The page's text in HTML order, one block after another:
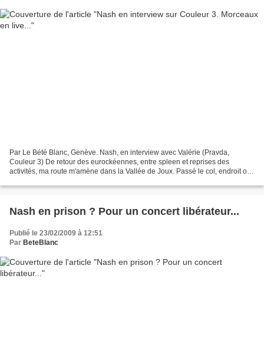
Par Le Bété Blanc, Genève. Nash, en interview avec Valérie (Pravda,
Couleur 3) De retour des eurockéennes, entre spleen et reprises des
activités, ma route m'amène dans la Vallée de Joux. Passé le col, endroit où
Nash en prison ? Pour un concert libérateur...
Publié le 23/02/2009 à 12:51
Par BeteBlanc